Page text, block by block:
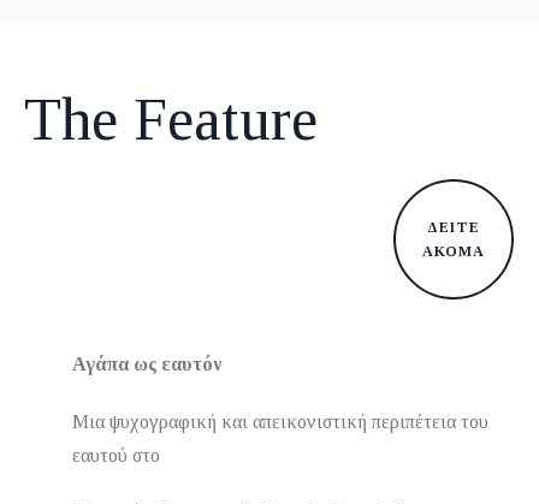
The Feature
ΔΕΙΤΕ
ΑΚΟΜΑ
Αγάπα ως εαυτόν
Μια ψυχογραφική και απεικονιστική περιπέτεια του
εαυτού στο